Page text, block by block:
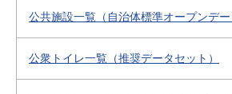
公共施設一覧（自治体標準オープンデー
公衆トイレ一覧（推奨データセット）